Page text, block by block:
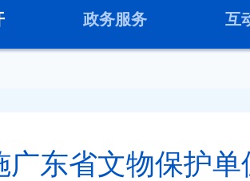
政务服务 互
东省文物保护